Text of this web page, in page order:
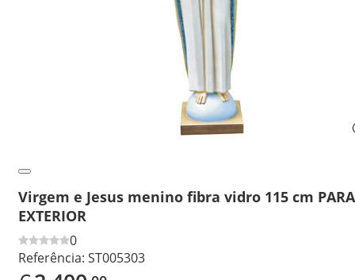
Virgem e Jesus menino fibra vidro 115 cm PARA
EXTERIOR
0
Referência: ST005303